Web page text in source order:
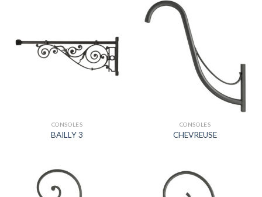
CONSOLES
BAILLY 3
CONSOLES
CHEVREUSE